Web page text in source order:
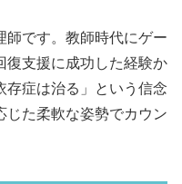
師です。教師時代にゲー
復支援に成功した経験か
存症は治る」という信念
じた柔軟な姿勢でカウン